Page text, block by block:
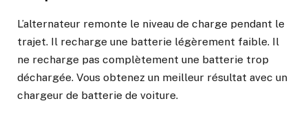
L’alternateur remonte le niveau de charge pendant le
trajet. Il recharge une batterie légèrement faible. Il
ne recharge pas complètement une batterie trop
déchargée. Vous obtenez un meilleur résultat avec un
chargeur de batterie de voiture.